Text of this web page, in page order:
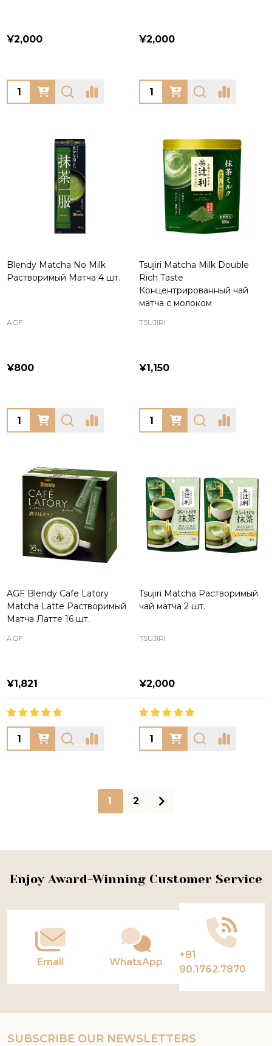
¥2,000
Quantity:
¥2,000
Quantity:
Blendy Matcha No Milk
Растворимый Матча 4 шт.
AGF
¥800
Quantity:
Tsujiri Matcha Milk Double
Rich Taste
Концентрированный чай
матча с молоком
TSUJIRI
¥1,150
Quantity:
AGF Blendy Cafe Latory
Matcha Latte Растворимый
Матча Латте 16 шт.
AGF
¥1,821
Quantity:
Tsujiri Matcha Растворимый
чай матча 2 шт.
TSUJIRI
¥2,000
Quantity:
1 2
Footer
Enjoy Award-Winning Customer Service
Email WhatsApp
+81
90.1762.7870
SUBSCRIBE OUR NEWSLETTERS